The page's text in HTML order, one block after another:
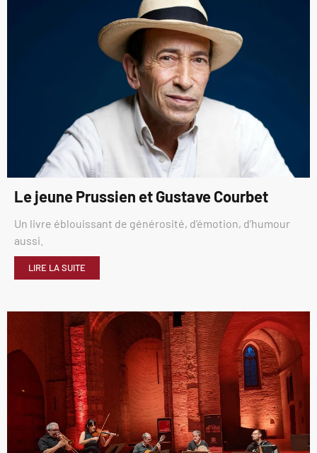
Le jeune Prussien et Gustave Courbet
Un livre éblouissant de générosité, d’émotion, d’humour
aussi.
LIRE LA SUITE